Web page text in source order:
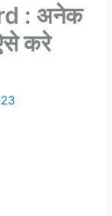
: अनेक
करे